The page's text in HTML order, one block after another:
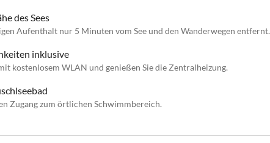
des Sees
Aufenthalt nur 5 Minuten vom See und den Wanderwegen entfernt.
inklusive
kostenlosem WLAN und genießen Sie die Zentralheizung.
Zugang zum örtlichen Schwimmbereich.